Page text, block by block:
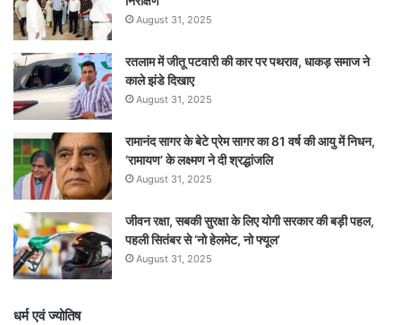
August 31, 2025
रतलाम में जीतू पटवारी की कार पर पथराव, धाकड़ समाज ने
काले झंडे दिखाए
August 31, 2025
रामानंद सागर के बेटे प्रेम सागर का 81 वर्ष की आयु में निधन,
‘रामायण’ के लक्ष्मण ने दी श्रद्धांजलि
August 31, 2025
जीवन रक्षा, सबकी सुरक्षा के लिए योगी सरकार की बड़ी पहल,
पहली सितंबर से ‘नो हेलमेट, नो फ्यूल’
August 31, 2025
धर्म एवं ज्योतिष